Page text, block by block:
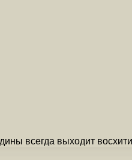
всегда выходит